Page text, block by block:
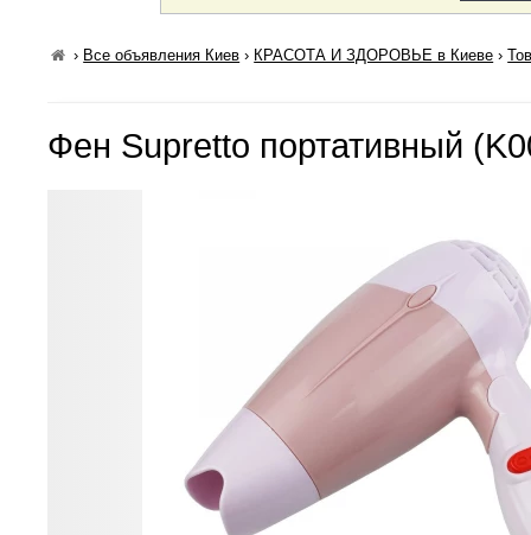
› Все объявления Киев › КРАСОТА И ЗДОРОВЬЕ в Киеве ›
Фен Supretto портативный